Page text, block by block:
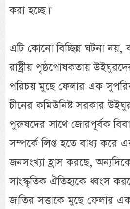
করা হচ্ছে।"
এটি কোনো বিচ্ছিন্ন ঘটনা নয়,
রাষ্ট্রীয় পৃষ্ঠপোষকতায়
পরিচয় মুছে ফেলার এক
চীনের কমিউনিষ্ট সরকার উইঘুর
পুরুষদের সাথে জোরপূর্বক
সম্পর্কে লিপ্ত হতে বাধ্য করে
জনসংখ্যা হ্রাস করছে,
সাংস্কৃতিক ঐতিহ্যকে ধ্বংস
জাতির সত্তাকে মুছে ফেলার